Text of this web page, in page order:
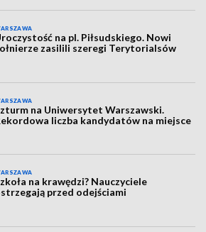
na pl. Piłsudskiego. Nowi
zasilili szeregi Terytorialsów
na Uniwersytet Warszawski.
liczba kandydatów na miejsce
na krawędzi? Nauczyciele
przed odejściami